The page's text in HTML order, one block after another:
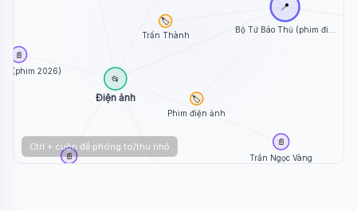
Bộ Tứ Báo Thủ (phim đi...
📍
Điện ảnh
📂
Trần Ngọc Vàng
📄
📄
(phim 2026)
📄
Phim điện ảnh
🏷️
Trấn Thành
🏷️
Ctrl + cuộn để phóng to/thu nhỏ